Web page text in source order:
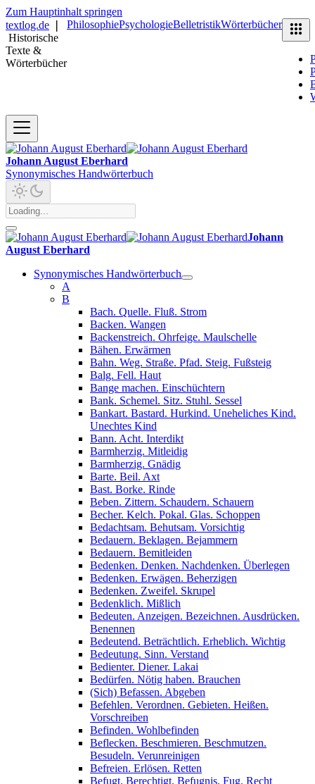
Zum Hauptinhalt springen
textlog.de
Historische
Texte &
Wörterbücher
PhilosophiePsychologieBelletristikWörterbücher
Johann August Eberhard
Synonymisches Handwörterbuch
Johann
August Eberhard
Synonymisches Handwörterbuch
A
B
Bach. Quelle. Fluß. Strom
Backen. Wangen
Backenstreich. Ohrfeige. Maulschelle
Bähen. Erwärmen
Bahn. Weg. Straße. Pfad. Steig. Fußsteig
Balg. Fell. Haut
Bange machen. Einschüchtern
Bank. Schemel. Sitz. Stuhl. Sessel
Bankart. Bastard. Hurkind. Uneheliches Kind.
Unechtes Kind
Bann. Acht. Interdikt
Barmherzig. Mitleidig
Barmherzig. Gnädig
Barte. Beil. Axt
Bast. Borke. Rinde
Beben. Zittern. Schaudern. Schauern
Becher. Kelch. Pokal. Glas. Schoppen
Bedachtsam. Behutsam. Vorsichtig
Bedauern. Beklagen. Bejammern
Bedauern. Bemitleiden
Bedenken. Denken. Nachdenken. Überlegen
Bedenken. Erwägen. Beherzigen
Bedenken. Zweifel. Skrupel
Bedenklich. Mißlich
Bedeuten. Anzeigen. Bezeichnen. Ausdrücken.
Benennen
Bedeutend. Beträchtlich. Erheblich. Wichtig
Bedeutung. Sinn. Verstand
Bedienter. Diener. Lakai
Bedürfen. Nötig haben. Brauchen
(Sich) Befassen. Abgeben
Befehlen. Verordnen. Gebieten. Heißen.
Vorschreiben
Befinden. Wohlbefinden
Beflecken. Beschmieren. Beschmutzen.
Besudeln. Verunreinigen
Befreien. Erlösen. Retten
Befugt. Berechtigt. Befugnis. Fug. Recht